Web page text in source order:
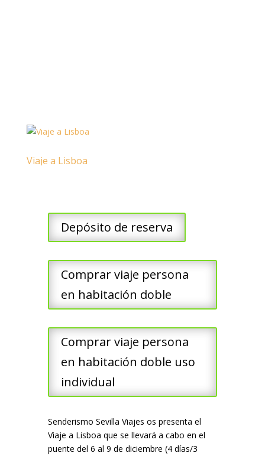
Viaje a Lisboa
Depósito de reserva
Comprar viaje persona
en habitación doble
Comprar viaje persona
en habitación doble uso
individual
Senderismo Sevilla Viajes os presenta el
Viaje a Lisboa que se llevará a cabo en el
puente del 6 al 9 de diciembre (4 días/3